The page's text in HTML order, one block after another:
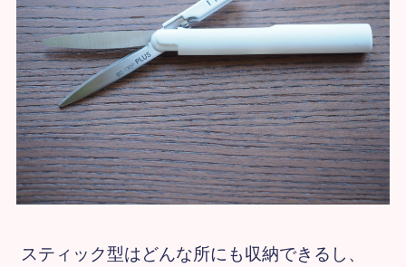
スティック型はどんな所にも収納できるし、